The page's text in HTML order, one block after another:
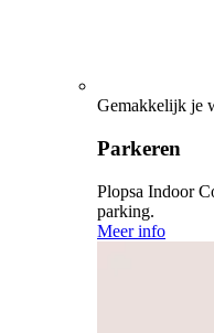
Gemakkelijk je
Parkeren
Plopsa Indoor
parking.
Meer info